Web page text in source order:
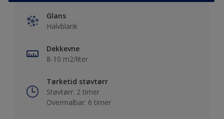
Glans
Halvblank
Dekkevne
8-10 m2/liter
Tørketid støvtørr
Støvtørr: 2 timer
Overmalbar: 6 timer